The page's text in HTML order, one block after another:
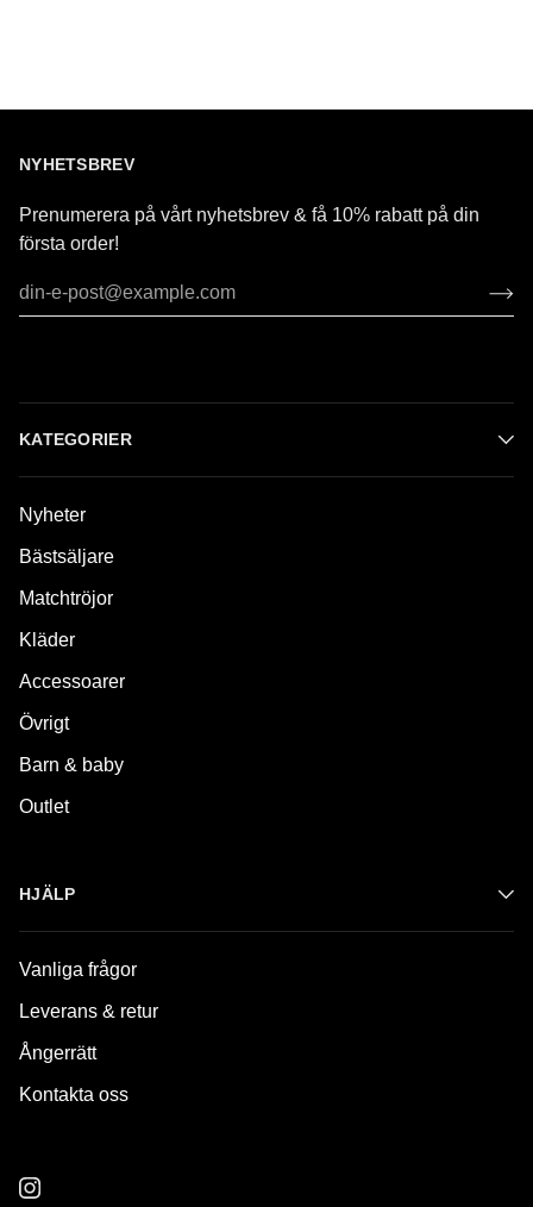
NYHETSBREV
Prenumerera på vårt nyhetsbrev & få 10% rabatt på din
första order!
KATEGORIER
Nyheter
Bästsäljare
Matchtröjor
Kläder
Accessoarer
Övrigt
Barn & baby
Outlet
HJÄLP
Vanliga frågor
Leverans & retur
Ångerrätt
Kontakta oss